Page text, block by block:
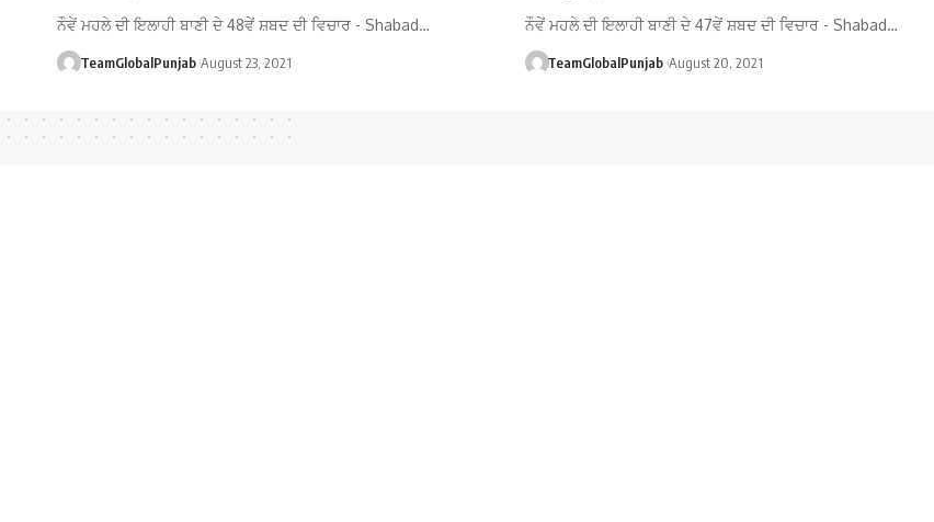
ਨੌਵੇਂ ਮਹਲੇ ਦੀ ਇਲਾਹੀ ਬਾਣੀ ਦੇ 48ਵੇਂ ਸ਼ਬਦ ਦੀ ਵਿਚਾਰ - Shabad…
TeamGlobalPunjab August 23, 2021
ਨੌਵੇਂ ਮਹਲੇ ਦੀ ਇਲਾਹੀ ਬਾਣੀ ਦੇ 47ਵੇਂ ਸ਼ਬਦ ਦੀ ਵਿਚਾਰ - Shabad…
TeamGlobalPunjab August 20, 2021